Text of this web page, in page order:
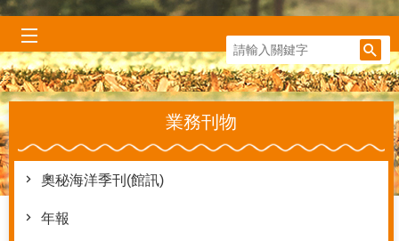
:::
業務刊物
奧秘海洋季刊(館訊)
年報